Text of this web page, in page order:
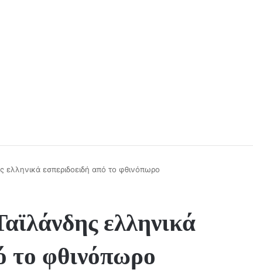
ελληνικά εσπεριδοειδή από το φθινόπωρο
ελληνικά
το φθινόπωρο